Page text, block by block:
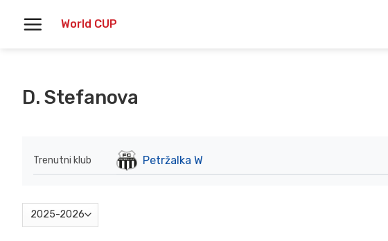
World CUP
D. Stefanova
Trenutni klub Petržalka W